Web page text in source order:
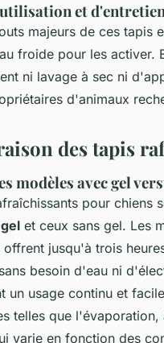
et
majeurs de ces tapis
froide pour les activer.
ni lavage à sec ni
d'animaux
des tapis
modèles avec gel
pour chiens
gel et ceux sans gel. Les
offrent jusqu'à trois
besoin d'eau ni
un usage continu et
telles que
varie en fonction des